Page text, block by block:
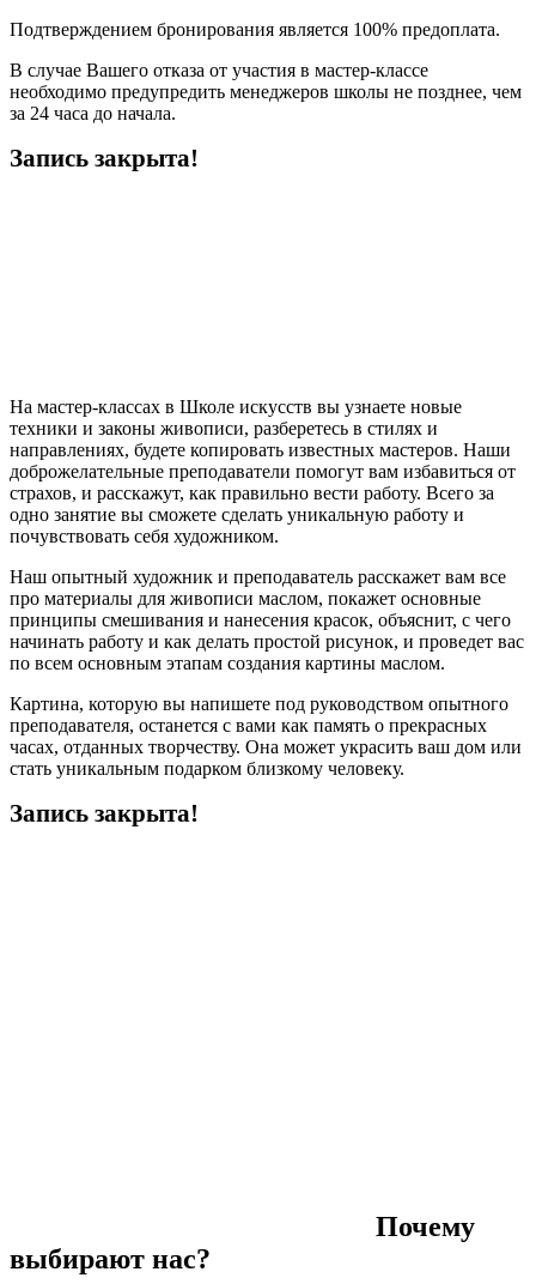
Подтверждением бронирования является 100% предоплата.
В случае Вашего отказа от участия в мастер-классе
необходимо предупредить менеджеров школы не позднее, чем
за 24 часа до начала.
Запись закрыта!
На мастер-классах в Школе искусств вы узнаете новые
техники и законы живописи, разберетесь в стилях и
направлениях, будете копировать известных мастеров. Наши
доброжелательные преподаватели помогут вам избавиться от
страхов, и расскажут, как правильно вести работу. Всего за
одно занятие вы сможете сделать уникальную работу и
почувствовать себя художником.
Наш опытный художник и преподаватель расскажет вам все
про материалы для живописи маслом, покажет основные
принципы смешивания и нанесения красок, объяснит, с чего
начинать работу и как делать простой рисунок, и проведет вас
по всем основным этапам создания картины маслом.
Картина, которую вы напишете под руководством опытного
преподавателя, останется с вами как память о прекрасных
часах, отданных творчеству. Она может украсить ваш дом или
стать уникальным подарком близкому человеку.
Запись закрыта!
Почему
выбирают нас?